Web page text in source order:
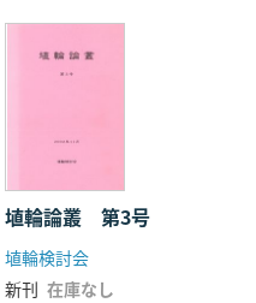
埴輪論叢 第3号
埴輪検討会
新刊 在庫なし